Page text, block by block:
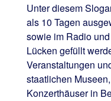
Unter diesem
als 10 Tagen
sowie im Radio
Lücken gefüllt
Veranstaltungen
staatlichen
Konzerthäuser in